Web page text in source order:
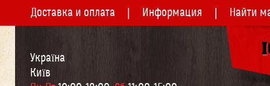
Доставка и оплата Информация Найти
Україна
Київ